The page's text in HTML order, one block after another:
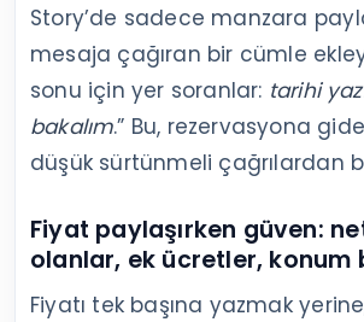
Story’de sadece manzara
mesaja çağıran bir cümle
sonu için yer soranlar: tarihi
bakalım.” Bu, rezervasyona
düşük sürtünmeli çağrılardan
Fiyat paylaşırken güven:
olanlar, ek ücretler, konum
Fiyatı tek başına yazmak